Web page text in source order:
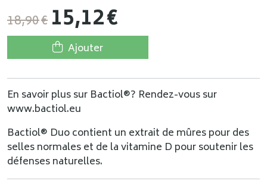
18,90€ 15,12€
Ajouter
En savoir plus sur Bactiol®? Rendez-vous sur
www.bactiol.eu
Bactiol® Duo contient un extrait de mûres pour des
selles normales et de la vitamine D pour soutenir les
défenses naturelles.